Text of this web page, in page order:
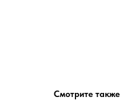
Смотрите также